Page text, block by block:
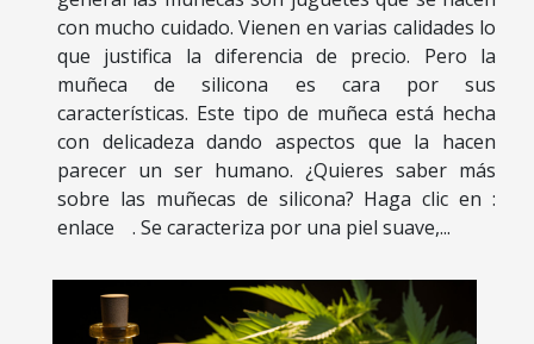
con mucho cuidado. Vienen en varias calidades lo
que justifica la diferencia de precio. Pero la
muñeca de silicona es cara por sus
características. Este tipo de muñeca está hecha
con delicadeza dando aspectos que la hacen
parecer un ser humano. ¿Quieres saber más
sobre las muñecas de silicona? Haga clic en :
enlaceﾠ. Se caracteriza por una piel suave,...